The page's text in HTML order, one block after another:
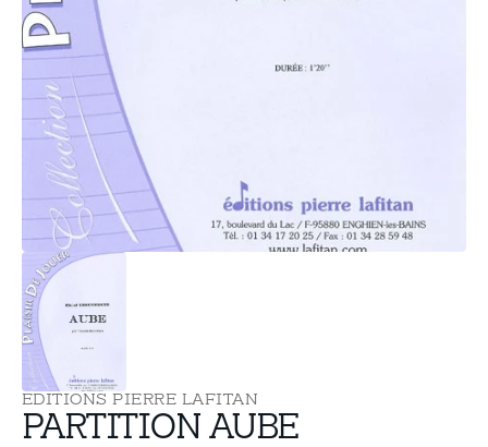
EDITIONS PIERRE LAFITAN
PARTITION AUBE